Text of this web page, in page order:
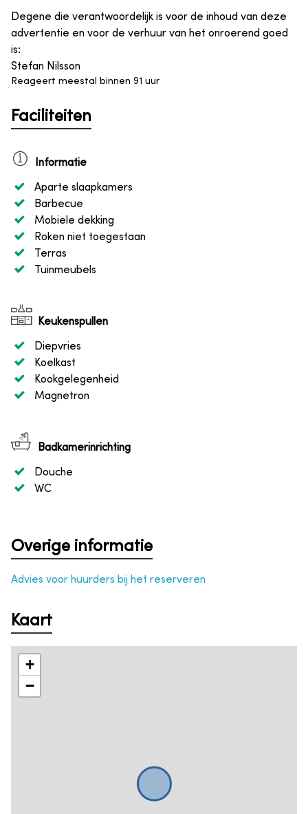
Degene die verantwoordelijk is voor de inhoud van deze
advertentie en voor de verhuur van het onroerend goed
is:
Stefan Nilsson
Reageert meestal binnen 91 uur
Faciliteiten
Informatie
Aparte slaapkamers
Barbecue
Mobiele dekking
Roken niet toegestaan
Terras
Tuinmeubels
Keukenspullen
Diepvries
Koelkast
Kookgelegenheid
Magnetron
Badkamerinrichting
Douche
WC
Overige informatie
Advies voor huurders bij het reserveren
Kaart
+
−